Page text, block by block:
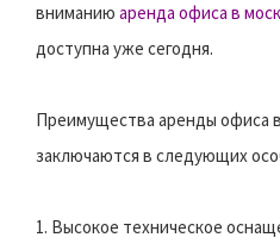
вниманию аренда офиса в
доступна уже сегодня.
Преимущества аренды офиса
заключаются в следующих
1. Высокое техническое